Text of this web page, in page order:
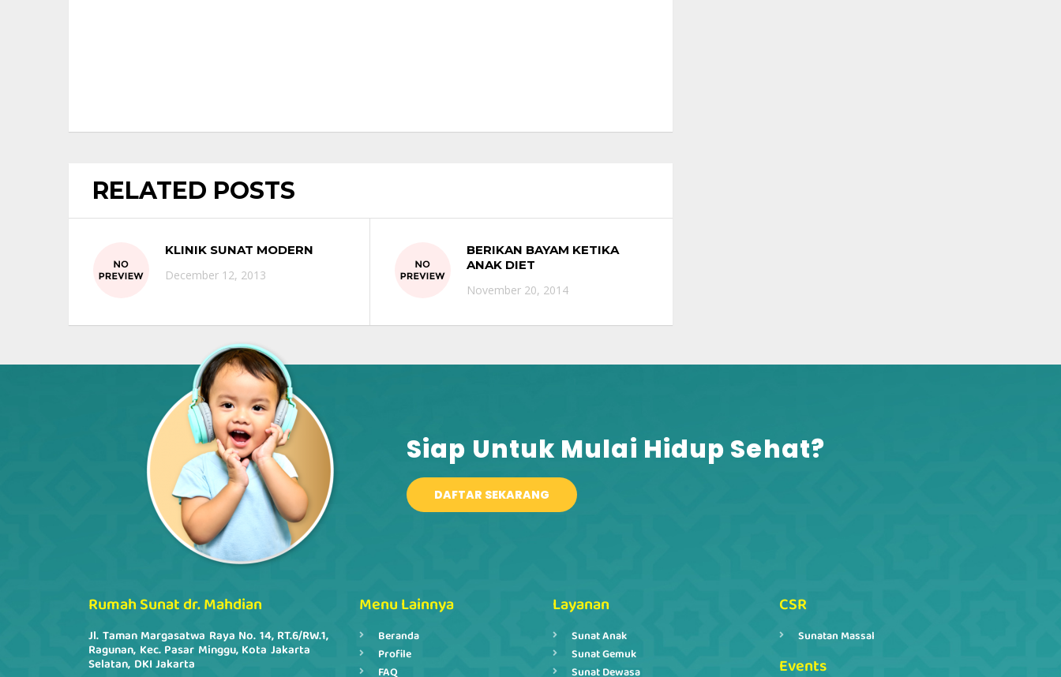
RELATED POSTS
KLINIK SUNAT MODERN
December 12, 2013
BERIKAN BAYAM KETIKA
ANAK DIET
November 20, 2014
Siap Untuk Mulai Hidup Sehat?​
DAFTAR SEKARANG
Rumah Sunat dr. Mahdian
Jl. Taman Margasatwa Raya No. 14, RT.6/RW.1,
Ragunan, Kec. Pasar Minggu, Kota Jakarta
Selatan, DKI Jakarta
Menu Lainnya
Beranda
Profile
FAQ
Layanan
Sunat Anak
Sunat Gemuk
Sunat Dewasa
CSR
Sunatan Massal
Events